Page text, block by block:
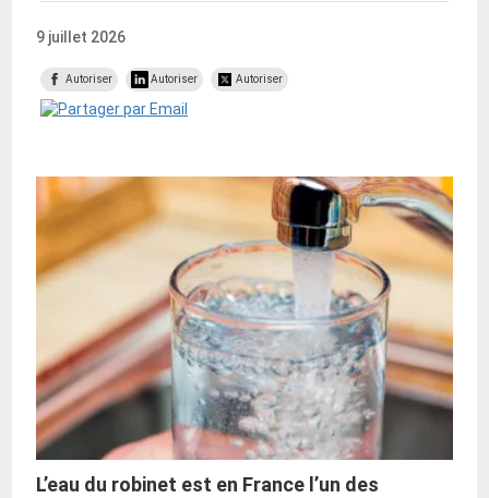
9 juillet 2026
Autoriser Autoriser Autoriser
L’eau du robinet est en France l’un des